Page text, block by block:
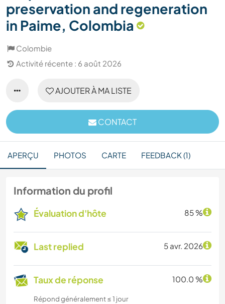
preservation and regeneration
in Paime, Colombia
Colombie
Activité récente : 6 août 2026
AJOUTER À MA LISTE
CONTACT
APERÇU PHOTOS CARTE FEEDBACK (1)
Information du profil
Évaluation d'hôte 85 %
Last replied 5 avr. 2026
Taux de réponse 100.0 %
Répond généralement ≤ 1 jour